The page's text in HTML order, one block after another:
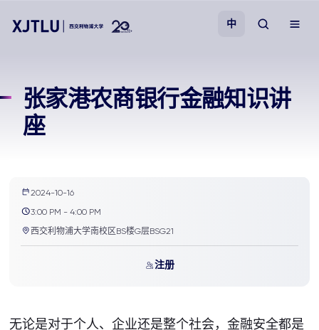
招生
学院
校园生活
中
张家港农商银行金融知识讲
座
2024-10-16
3:00 PM - 4:00 PM
西交利物浦大学南校区BS楼G层BSG21
注册
无论是对于个人、企业还是整个社会，金融安全都是